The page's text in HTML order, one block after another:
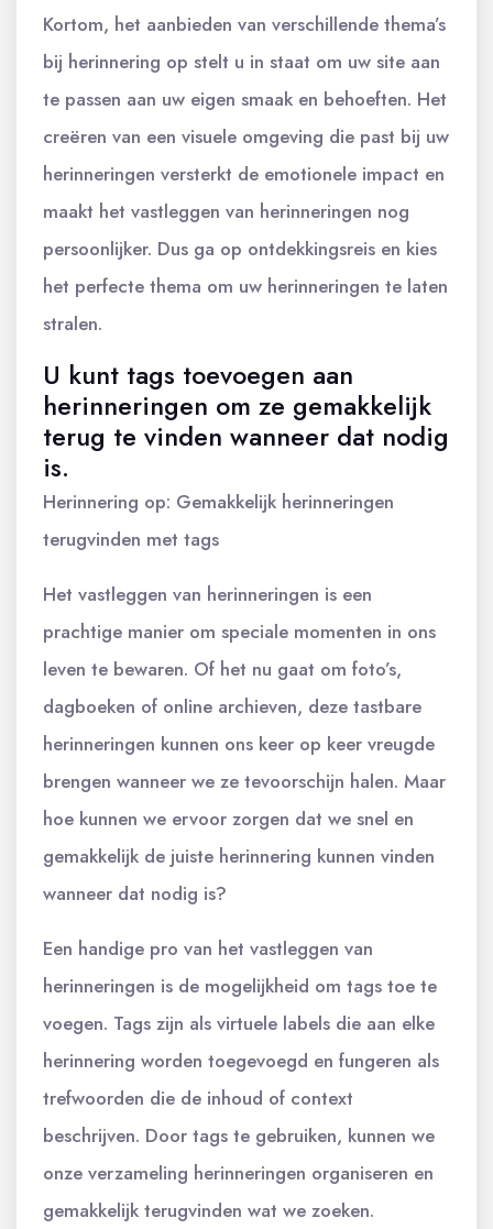
Kortom, het aanbieden van verschillende thema’s
bij herinnering op stelt u in staat om uw site aan
te passen aan uw eigen smaak en behoeften. Het
creëren van een visuele omgeving die past bij uw
herinneringen versterkt de emotionele impact en
maakt het vastleggen van herinneringen nog
persoonlijker. Dus ga op ontdekkingsreis en kies
het perfecte thema om uw herinneringen te laten
stralen.
U kunt tags toevoegen aan
herinneringen om ze gemakkelijk
terug te vinden wanneer dat nodig
is.
Herinnering op: Gemakkelijk herinneringen
terugvinden met tags
Het vastleggen van herinneringen is een
prachtige manier om speciale momenten in ons
leven te bewaren. Of het nu gaat om foto’s,
dagboeken of online archieven, deze tastbare
herinneringen kunnen ons keer op keer vreugde
brengen wanneer we ze tevoorschijn halen. Maar
hoe kunnen we ervoor zorgen dat we snel en
gemakkelijk de juiste herinnering kunnen vinden
wanneer dat nodig is?
Een handige pro van het vastleggen van
herinneringen is de mogelijkheid om tags toe te
voegen. Tags zijn als virtuele labels die aan elke
herinnering worden toegevoegd en fungeren als
trefwoorden die de inhoud of context
beschrijven. Door tags te gebruiken, kunnen we
onze verzameling herinneringen organiseren en
gemakkelijk terugvinden wat we zoeken.